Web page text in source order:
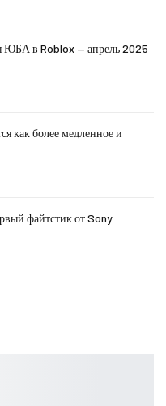
ЮБА в Roblox — апрель 2025
как более медленное и
файтстик от Sony